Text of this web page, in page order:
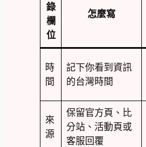
錄
欄
位
怎麼寫
時
間
記下你看到資訊
的台灣時間
來
源
保留官方頁、比
分站、活動頁或
客服回覆